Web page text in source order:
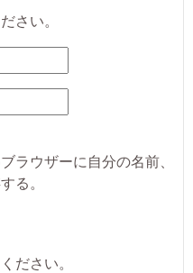
さい。
ラウザーに自分の名前、
る。
ださい。